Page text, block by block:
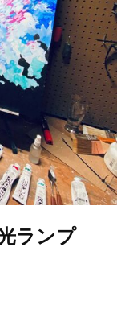
ランプ